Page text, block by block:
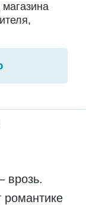
врозь.
романтике